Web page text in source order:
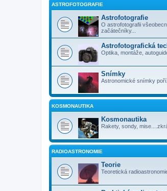
ASTROFOTOGRAFIE
Astrofotografie
O astrofotografii
začátečníky...
Astrofotografická
Optika, montáže,
Snímky
Astronomické snímky
KOSMONAUTIKA
Kosmonautika
Rakety, sondy,
RADIOASTRONOMIE
Teorie
Teoretická